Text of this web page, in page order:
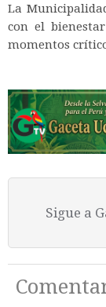
La
con el
momentos
Sigue a